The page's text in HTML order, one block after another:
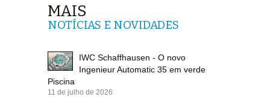
MAIS
NOTÍCIAS E NOVIDADES
IWC Schaffhausen - O novo
Ingenieur Automatic 35 em verde
Piscina
11 de julho de 2026